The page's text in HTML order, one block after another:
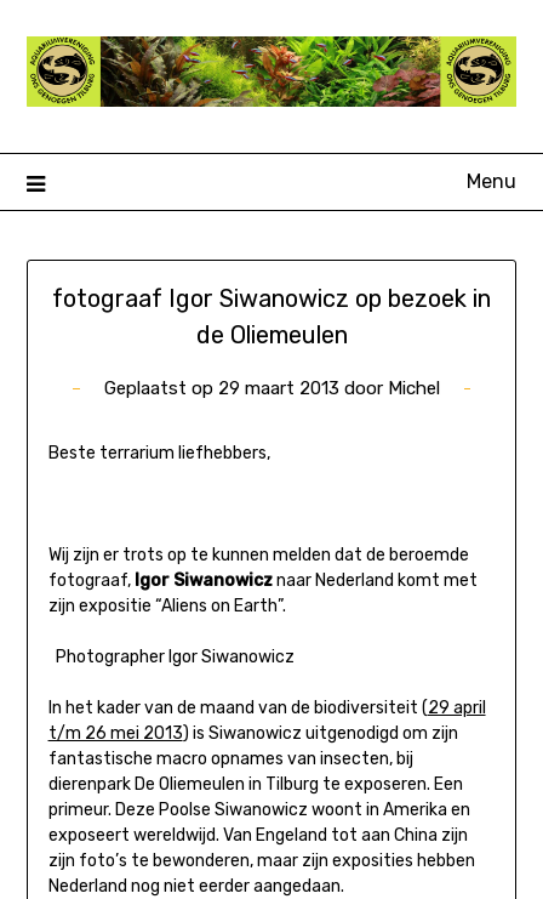
naar
inhoud
Menu
fotograaf Igor Siwanowicz op bezoek in
de Oliemeulen
Geplaatst op 29 maart 2013 door Michel
Beste terrarium liefhebbers,
Wij zijn er trots op te kunnen melden dat de beroemde
fotograaf, Igor Siwanowicznaar Nederland komt met
zijn expositie “Aliens on Earth”.
Photographer Igor Siwanowicz
In het kader van de maand van de biodiversiteit (29 april
t/m 26 mei 2013) is Siwanowicz uitgenodigd om zijn
fantastische macro opnames van insecten, bij
dierenpark De Oliemeulen in Tilburg te exposeren. Een
primeur. Deze Poolse Siwanowicz woont in Amerika en
exposeert wereldwijd. Van Engeland tot aan China zijn
zijn foto’s te bewonderen, maar zijn exposities hebben
Nederland nog niet eerder aangedaan.